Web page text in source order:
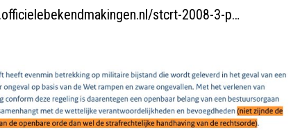
stcrt-2008-3-p…